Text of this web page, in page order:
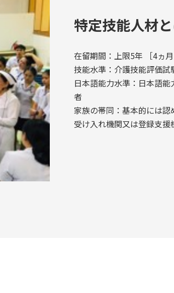
特定技能人材
在留期間：上限5年 ［4ヵ
技能水準：介護技能評価試
日本語能力水準：日本語
者
家族の帯同：基本的には認
受け入れ機関又は登録支